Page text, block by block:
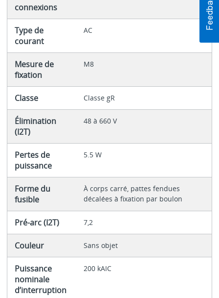
connexions
Type de
courant
AC
Mesure de
fixation
M8
Classe Classe gR
Élimination
(I2T)
48 à 660 V
Pertes de
puissance
5.5 W
Forme du
fusible
À corps carré, pattes fendues
décalées à fixation par boulon
Pré-arc (I2T) 7,2
Couleur Sans objet
Puissance
nominale
d’interruption
200 kAIC